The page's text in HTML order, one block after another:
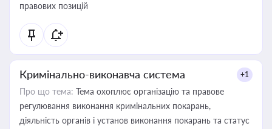
правових позицій
Кримінально-виконавча система +1
Про що тема: Тема охоплює організацію та правове
регулювання виконання кримінальних покарань,
діяльність органів і установ виконання покарань та статус